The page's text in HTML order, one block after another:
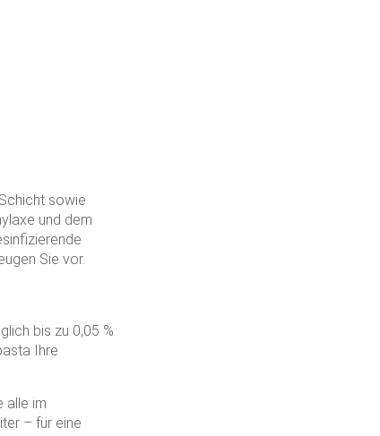
sowie
und dem
Sie vor.
bis zu 0,05 %
Ihre
alle im
– für eine